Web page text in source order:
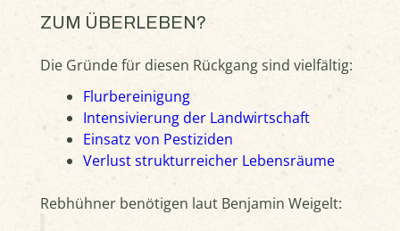
ZUM ÜBERLEBEN?
Die Gründe für diesen Rückgang sind vielfältig:
Flurbereinigung
Intensivierung der Landwirtschaft
Einsatz von Pestiziden
Verlust strukturreicher Lebensräume
Rebhühner benötigen laut Benjamin Weigelt: